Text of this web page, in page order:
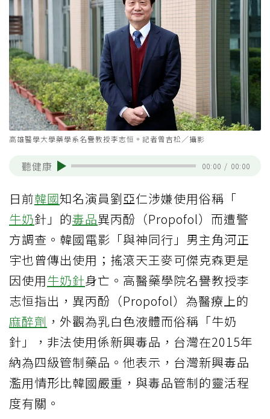
高雄醫學大學藥學系名譽教授李志恒。記者曾吉松／攝影
聽健康 00:00 / 00:00
日前韓國知名演員劉亞仁涉嫌使用俗稱「
牛奶針」的毒品異丙酚（Propofol）而遭警
方調查。韓國電影「與神同行」男主角河正
宇也曾傳出使用；搖滾天王麥可傑克森更是
因使用牛奶針身亡。高醫藥學院名譽教授李
志恒指出，異丙酚（Propofol）為醫療上的
麻醉劑 ，外觀為乳白色液體而俗稱「牛奶
針」，非法使用係新興毒品，台灣在2015年
納為四級管制藥品。他表示，台灣新興毒品
濫用情形比韓國嚴重，與毒品管制的靈活程
度有關。